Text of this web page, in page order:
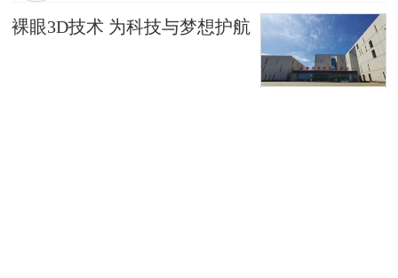
裸眼3D技术 为科技与梦想护航